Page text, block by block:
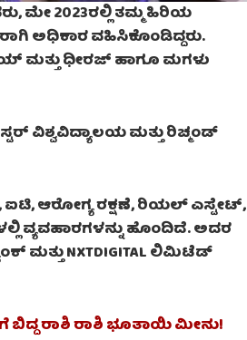
ಮೇ 2023ರಲ್ಲಿ ತಮ್ಮ ಹಿರಿಯ
ಅಧಿಕಾರ ವಹಿಸಿಕೊಂಡಿದ್ದರು.
ಮತ್ತು ಧೀರಜ್ ಹಾಗೂ ಮಗಳು
ವಿಶ್ವವಿದ್ಯಾಲಯ ಮತ್ತು ರಿಚ್ಮಂಡ್
ಐಟಿ, ಆರೋಗ್ಯ ರಕ್ಷಣೆ, ರಿಯಲ್ ಎಸ್ಟೇಟ್,
ವ್ಯವಹಾರಗಳನ್ನು ಹೊಂದಿದೆ. ಅದರ
ಮತ್ತು NXTDIGITAL ಲಿಮಿಟೆಡ್
ಬಿದ್ದ ರಾಶಿ ರಾಶಿ ಭೂತಾಯಿ ಮೀನು!